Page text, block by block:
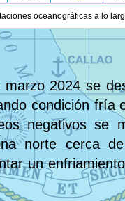
oceanográficas a lo
2024 se
condición
negativos se
norte cerca
un